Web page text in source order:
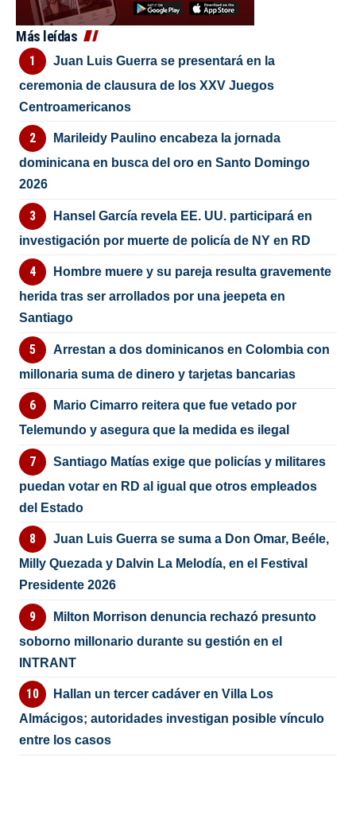
Más leídas
Juan Luis Guerra se presentará en la
ceremonia de clausura de los XXV Juegos
Centroamericanos
Marileidy Paulino encabeza la jornada
dominicana en busca del oro en Santo Domingo
2026
Hansel García revela EE. UU. participará en
investigación por muerte de policía de NY en RD
Hombre muere y su pareja resulta gravemente
herida tras ser arrollados por una jeepeta en
Santiago
Arrestan a dos dominicanos en Colombia con
millonaria suma de dinero y tarjetas bancarias
Mario Cimarro reitera que fue vetado por
Telemundo y asegura que la medida es ilegal
Santiago Matías exige que policías y militares
puedan votar en RD al igual que otros empleados
del Estado
Juan Luis Guerra se suma a Don Omar, Beéle,
Milly Quezada y Dalvin La Melodía, en el Festival
Presidente 2026
Milton Morrison denuncia rechazó presunto
soborno millonario durante su gestión en el
INTRANT
Hallan un tercer cadáver en Villa Los
Almácigos; autoridades investigan posible vínculo
entre los casos